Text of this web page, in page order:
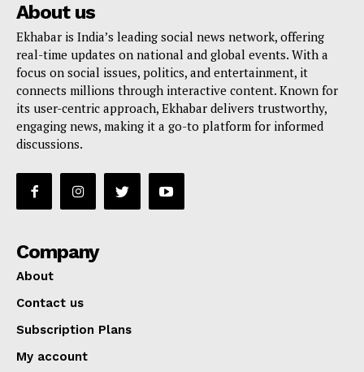
About us
Ekhabar is India’s leading social news network, offering
real-time updates on national and global events. With a
focus on social issues, politics, and entertainment, it
connects millions through interactive content. Known for
its user-centric approach, Ekhabar delivers trustworthy,
engaging news, making it a go-to platform for informed
discussions.
Company
About
Contact us
Subscription Plans
My account